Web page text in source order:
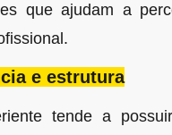
que ajudam a
e estrutura
tende a